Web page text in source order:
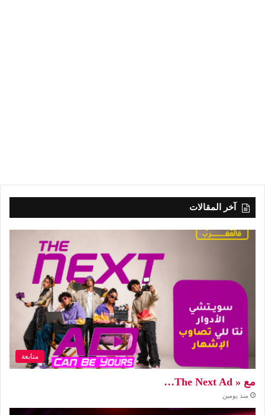
آخر المقالات
متابعة
مع « The Next Ad…
منذ يومين